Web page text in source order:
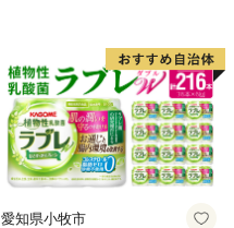
愛知県小牧市